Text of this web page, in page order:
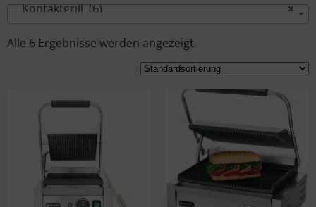
×
Kontaktgrill (6)
Alle 6 Ergebnisse werden angezeigt